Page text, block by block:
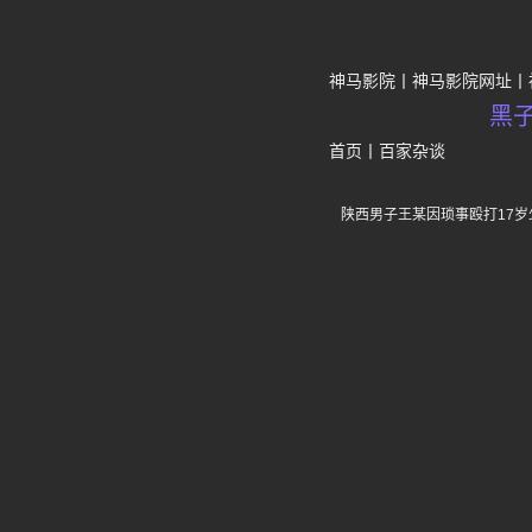
神马影院 神马影院网址
黑
首页 百家杂谈
陕西男子王某因琐事殴打17